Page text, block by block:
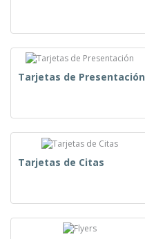
Tarjetas de Presentación
Tarjetas de Citas